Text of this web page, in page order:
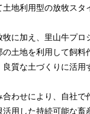
地利用型の放牧スタ
に加え、里山牛プロ
土地を利用して飼
質な土づくりに活用
わせにより、自社
用した持続可能な畜